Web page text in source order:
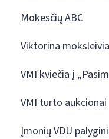
Mokesčių ABC
Viktorina
VMI kviečia į
VMI turto aukcionai
Įmonių VDU